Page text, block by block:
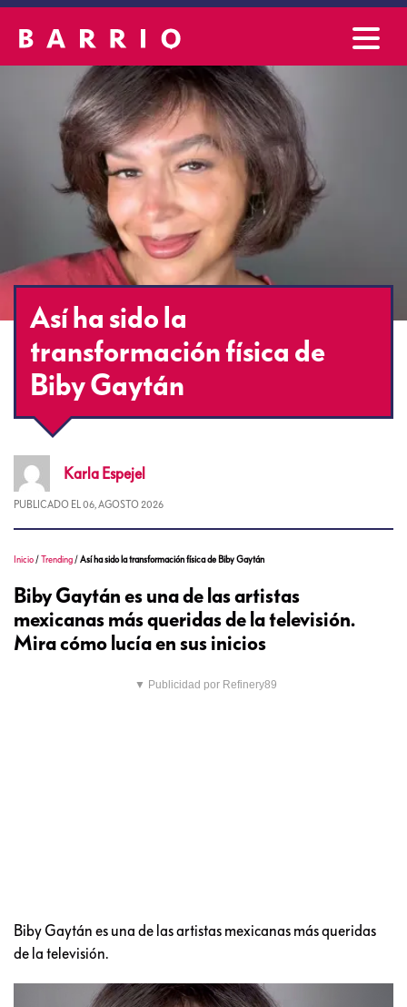
Así ha sido la
transformación física de
Biby Gaytán
Karla Espejel
PUBLICADO EL 06, AGOSTO 2026
Inicio /Trending /Así ha sido la transformación física de Biby Gaytán
Biby Gaytán es una de las artistas
mexicanas más queridas de la televisión.
Mira cómo lucía en sus inicios
▼ Publicidad por Refinery89
Biby Gaytán es una de las artistas mexicanas más queridas
de la televisión.